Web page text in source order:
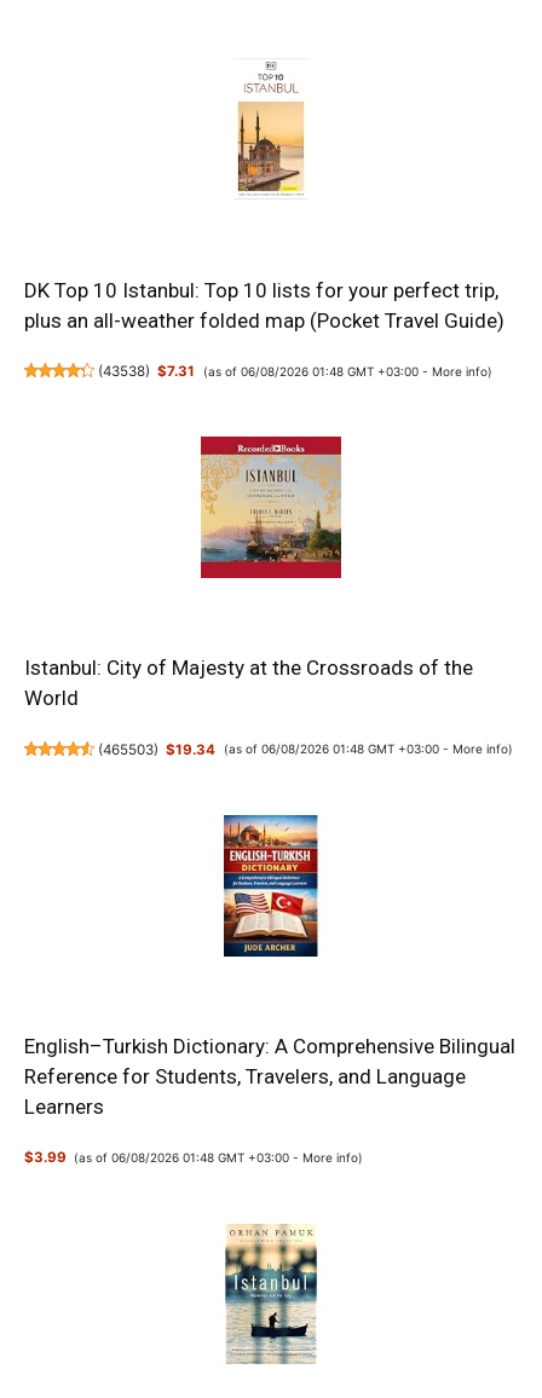
DK Top 10 Istanbul: Top 10 lists for your perfect trip,
plus an all-weather folded map (Pocket Travel Guide)
(43538) $7.31 (as of 06/08/2026 01:48 GMT +03:00 - More info)
Istanbul: City of Majesty at the Crossroads of the
World
(465503) $19.34 (as of 06/08/2026 01:48 GMT +03:00 - More info)
English–Turkish Dictionary: A Comprehensive Bilingual
Reference for Students, Travelers, and Language
Learners
$3.99 (as of 06/08/2026 01:48 GMT +03:00 -More info)